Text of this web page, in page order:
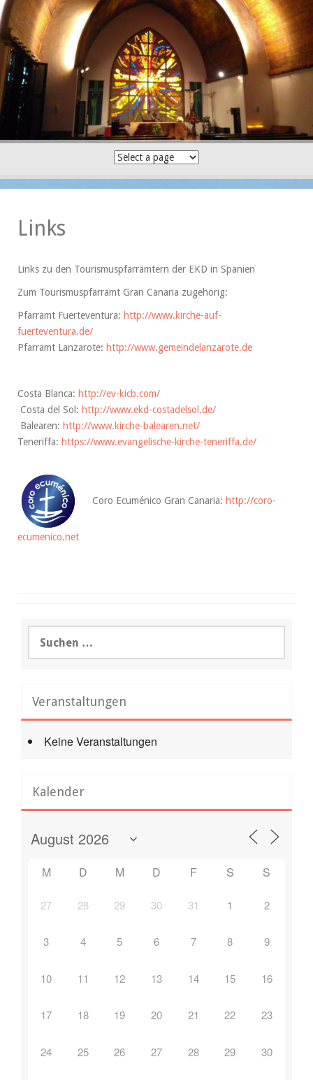
Skip
to
content
Links
Links zu den Tourismuspfarrämtern der EKD in Spanien
Zum Tourismuspfarramt Gran Canaria zugehörig:
Pfarramt Fuerteventura: http://www.kirche-auf-
fuerteventura.de/
Pfarramt Lanzarote: http://www.gemeindelanzarote.de
Costa Blanca: http://ev-kicb.com/
Costa del Sol: http://www.ekd-costadelsol.de/
Balearen: http://www.kirche-balearen.net/
Teneriffa: https://www.evangelische-kirche-teneriffa.de/
Coro Ecuménico Gran Canaria: http://coro-
ecumenico.net
nach:
Veranstaltungen
Keine Veranstaltungen
Kalender
M D M D F S S
27 28 29 30 31 1 2
3 4 5 6 7 8 9
10 11 12 13 14 15 16
17 18 19 20 21 22 23
24 25 26 27 28 29 30